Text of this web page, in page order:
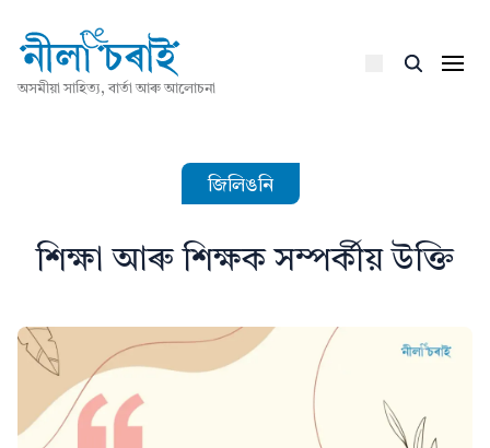
অসমীয়া সাহিত্য, বাৰ্তা আৰু আলোচনা
জিলিঙনি
শিক্ষা আৰু শিক্ষক সম্পৰ্কীয় উক্তি